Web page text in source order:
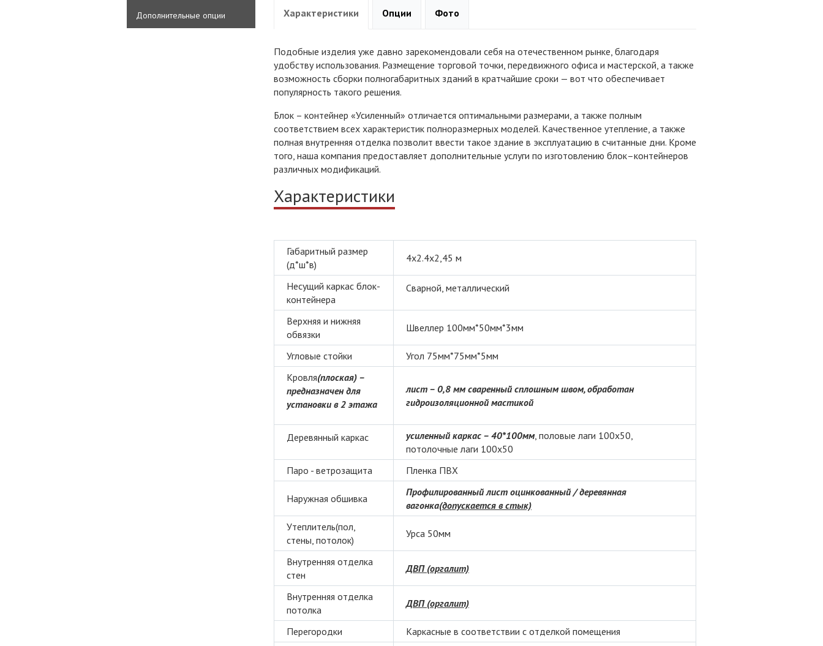
Характеристики Опции Фото
Подобные изделия уже давно зарекомендовали себя на отечественном рынке, благодаря
удобству использования. Размещение торговой точки, передвижного офиса и мастерской, а также
возможность сборки полногабаритных зданий в кратчайшие сроки — вот что обеспечивает
популярность такого решения.
Блок – контейнер «Усиленный» отличается оптимальными размерами, а также полным
соответствием всех характеристик полноразмерных моделей. Качественное утепление, а также
полная внутренняя отделка позволит ввести такое здание в эксплуатацию в считанные дни. Кроме
того, наша компания предоставляет дополнительные услуги по изготовлению блок–контейнеров
различных модификаций.
Характеристики
Габаритный размер
(д*ш*в)
4х2.4х2,45 м
Несущий каркас блок-
контейнера
Сварной, металлический
Верхняя и нижняя
обвязки
Швеллер 100мм*50мм*3мм
Угловые стойки
Угол 75мм*75мм*5мм
Кровля(плоская) –
предназначен для
установки в 2 этажа
лист – 0,8 мм сваренный сплошным швом, обработан
гидроизоляционной мастикой
Деревянный каркас усиленный каркас – 40*100мм, половые лаги 100х50,
потолочные лаги 100х50
Паро - ветрозащита
Пленка ПВХ
Наружная обшивка
Профилированный лист оцинкованный / деревянная
вагонка(допускается в стык)
Утеплитель(пол,
стены, потолок)
Урса 50мм
Внутренняя отделка
стен
ДВП (оргалит)
Внутренняя отделка
потолка
ДВП (оргалит)
Перегородки Каркасные в соответствии с отделкой помещения
Дополнительные опции